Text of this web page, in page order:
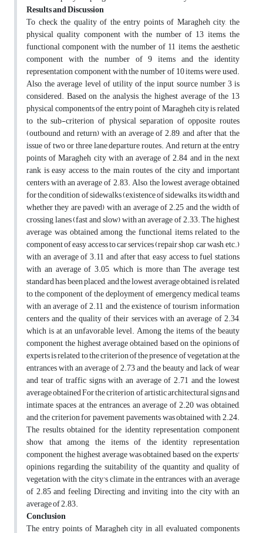
Results and Discussion
To check the quality of the entry points of Maragheh city, the
physical quality component with the number of 13 items, the
functional component with the number of 11 items, the aesthetic
component with the number of 9 items and the identity
representation component with the number of 10 items were used.
Also, the average level of utility of the input source number 3 is
considered. Based on the analysis, the highest average of the 13
physical components of the entry point of Maragheh city is related
to the sub-criterion of physical separation of opposite routes
(outbound and return) with an average of 2.89, and after that, the
issue of two or three lane departure routes. And return at the entry
points of Maragheh city with an average of 2.84 and in the next
rank is easy access to the main routes of the city and important
centers with an average of 2.83. Also, the lowest average obtained
for the condition of sidewalks (existence of sidewalks, its width and
whether they are paved) with an average of 2.25 and the width of
crossing lanes (fast and slow) with an average of 2.33. The highest
average was obtained among the functional items related to the
component of easy access to car services (repair shop, car wash, etc.)
with an average of 3.11 and after that, easy access to fuel stations
with an average of 3.05, which is more than The average test
standard has been placed, and the lowest average obtained is related
to the component of the deployment of emergency medical teams
with an average of 2.11 and the existence of tourism information
centers and the quality of their services with an average of 2.34,
which is at an unfavorable level. Among the items of the beauty
component, the highest average obtained based on the opinions of
experts is related to the criterion of the presence of vegetation at the
entrances with an average of 2.73 and the beauty and lack of wear
and tear of traffic signs with an average of 2.71 and the lowest
average obtained For the criterion of artistic architectural signs and
intimate spaces at the entrances, an average of 2.20 was obtained,
and the criterion for pavement pavements was obtained with 2.24.
The results obtained for the identity representation component
show that among the items of the identity representation
component, the highest average was obtained based on the experts'
opinions regarding the suitability of the quantity and quality of
vegetation with the city's climate in the entrances with an average
of 2.85 and feeling Directing and inviting into the city with an
average of 2.83.
Conclusion
The entry points of Maragheh city in all evaluated components